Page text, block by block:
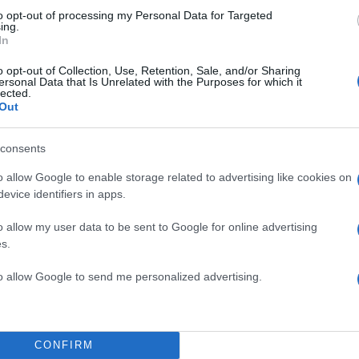
opt-out of processing my Personal Data for Targeted
opt-out of Collection, Use, Retention, Sale, and/or Sharing
Data that Is Unrelated with the Purposes for which it
allow Google to enable storage related to advertising like cookies on
identifiers in apps.
allow my user data to be sent to Google for online advertising
allow Google to send me personalized advertising.
CONFIRM
τον πιο «καλό άνθρωπο» του ελληνικού σινεμά
Παλαβιάρης”, “Ο Θανάσης στη Χώρα της
στο Βιετνάμ”, “Δικτάτωρ Καλεί Θανάση”, “Ο
αναφέρει το αφιέρωμα.